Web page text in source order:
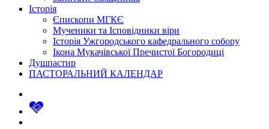
Історія
Єпископи МГКЄ
Мученики та Ісповідники віри
Історія Ужгородського кафедрального собору
Ікона Мукачівської Пречистої Богородиці
Душпастир
ПАСТОРАЛЬНИЙ КАЛЕНДАР